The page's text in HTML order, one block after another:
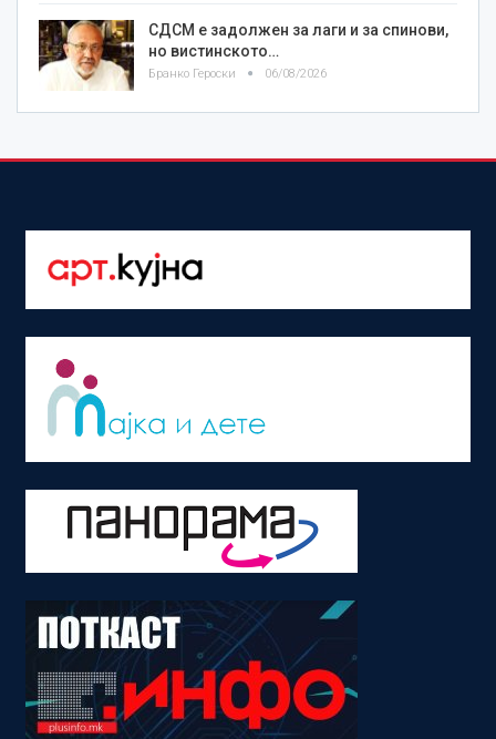
СДСМ е задолжен за лаги и за спинови,
но вистинското…
Бранко Героски 06/08/2026